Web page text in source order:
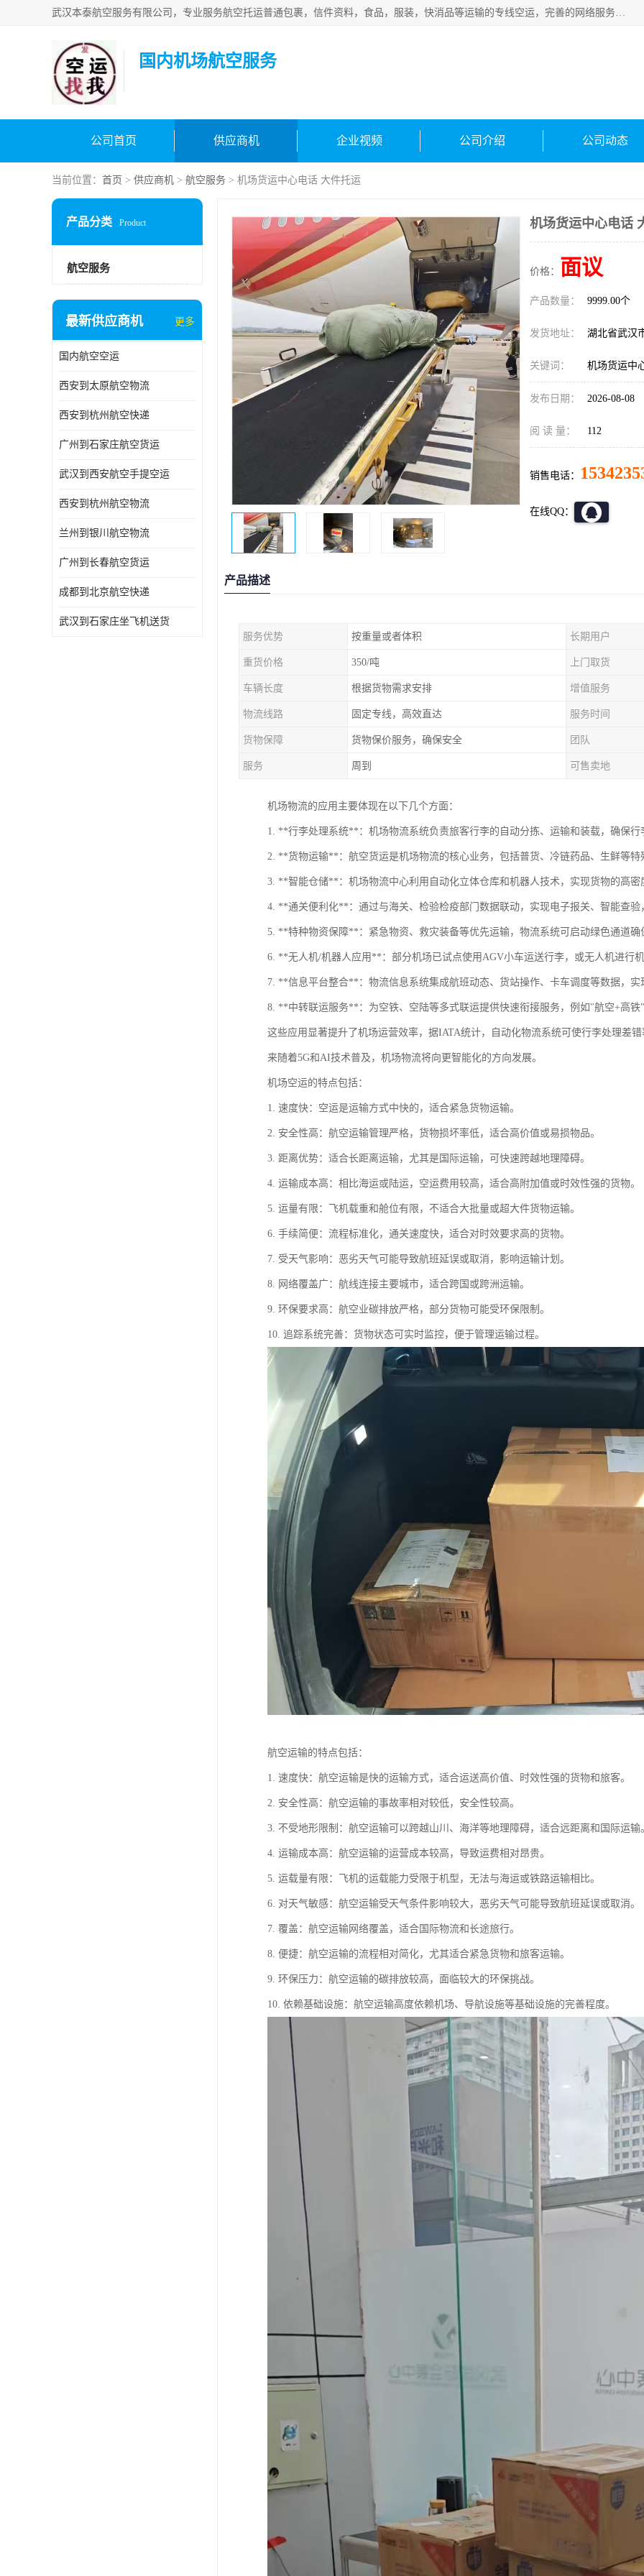
武汉本泰航空服务有限公司，专业服务航空托运普通包裹，信件资料，食品，服装，快消品等运输的专线空运，完善的网络服务确保为客户提供准确、*、安全的“门对门”服务，本着“诚信为本、精诚合作”的服务宗旨.“以安全运输为保障，以运价合理要求市场”的经营理念。武汉机场货运、武汉航空物流、武汉空运、武汉天河国际机场东方、南方、国际航空、机场空运业务覆盖国内二三线机场城市，如：武汉-敦煌、武汉-柳州等
国内机场航空服务
公司首页 供应商机 企业视频 公司介绍 公司动态
当前位置： 首页 > 供应商机 > 航空服务 > 机场货运中心电话 大件托运
产品分类 Product
航空服务
最新供应商机 更多
国内航空空运
西安到太原航空物流
西安到杭州航空快递
广州到石家庄航空货运
武汉到西安航空手提空运
西安到杭州航空物流
兰州到银川航空物流
广州到长春航空货运
成都到北京航空快递
武汉到石家庄坐飞机送货
机场货运中心电话
价格： 面议
产品数量： 9999.00个
发货地址： 湖北省武汉
关键词： 机场货运中
发布日期： 2026-08-08
阅 读 量： 112
销售电话：
在线QQ：
产品描述
服务优势 按重量或者体积 长期用户
重货价格 350/吨 上门取货
车辆长度 根据货物需求安排 增值服务
物流线路 固定专线，高效直达 服务时间
货物保障 货物保价服务，确保安全 团队
服务 周到 可售卖地
机场物流的应用主要体现在以下几个方面：
1. **行李处理系统**：机场物流系统负责旅客行李的自动分拣、运输和装载，确保
2. **货物运输**：航空货运是机场物流的核心业务，包括普货、冷链药品、生鲜等
3. **智能仓储**：机场物流中心利用自动化立体仓库和机器人技术，实现货物的高
4. **通关便利化**：通过与海关、检验检疫部门数据联动，实现电子报关、智能查验
5. **特种物资保障**：紧急物资、救灾装备等优先运输，物流系统可启动绿色通道确
6. **无人机/机器人应用**：部分机场已试点使用AGV小车运送行李，或无人机进行
7. **信息平台整合**：物流信息系统集成航班动态、货站操作、卡车调度等数据，实
8. **中转联运服务**：为空铁、空陆等多式联运提供快速衔接服务，例如"航空+高铁
这些应用显著提升了机场运营效率，据IATA统计，自动化物流系统可使行李处理差
来随着5G和AI技术普及，机场物流将向更智能化的方向发展。
机场空运的特点包括：
1. 速度快：空运是运输方式中快的，适合紧急货物运输。
2. 安全性高：航空运输管理严格，货物损坏率低，适合高价值或易损物品。
3. 距离优势：适合长距离运输，尤其是国际运输，可快速跨越地理障碍。
4. 运输成本高：相比海运或陆运，空运费用较高，适合高附加值或时效性强的货物。
5. 运量有限：飞机载重和舱位有限，不适合大批量或超大件货物运输。
6. 手续简便：流程标准化，通关速度快，适合对时效要求高的货物。
7. 受天气影响：恶劣天气可能导致航班延误或取消，影响运输计划。
8. 网络覆盖广：航线连接主要城市，适合跨国或跨洲运输。
9. 环保要求高：航空业碳排放严格，部分货物可能受环保限制。
10. 追踪系统完善：货物状态可实时监控，便于管理运输过程。
航空运输的特点包括：
1. 速度快：航空运输是快的运输方式，适合运送高价值、时效性强的货物和旅客。
2. 安全性高：航空运输的事故率相对较低，安全性较高。
3. 不受地形限制：航空运输可以跨越山川、海洋等地理障碍，适合远距离和国际运输
4. 运输成本高：航空运输的运营成本较高，导致运费相对昂贵。
5. 运载量有限：飞机的运载能力受限于机型，无法与海运或铁路运输相比。
6. 对天气敏感：航空运输受天气条件影响较大，恶劣天气可能导致航班延误或取消。
7. 覆盖：航空运输网络覆盖，适合国际物流和长途旅行。
8. 便捷：航空运输的流程相对简化，尤其适合紧急货物和旅客运输。
9. 环保压力：航空运输的碳排放较高，面临较大的环保挑战。
10. 依赖基础设施：航空运输高度依赖机场、导航设施等基础设施的完善程度。